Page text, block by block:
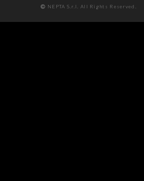
NEPTA S.r.l. All Rights Reserved.